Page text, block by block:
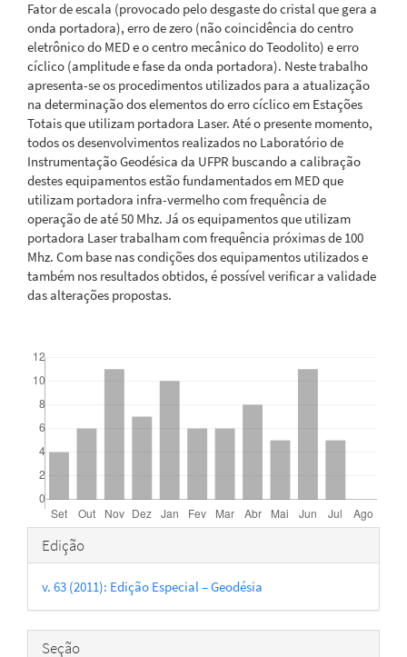
Fator de escala (provocado pelo desgaste do cristal que gera a
onda portadora), erro de zero (não coincidência do centro
eletrônico do MED e o centro mecânico do Teodolito) e erro
cíclico (amplitude e fase da onda portadora). Neste trabalho
apresenta-se os procedimentos utilizados para a atualização
na determinação dos elementos do erro cíclico em Estações
Totais que utilizam portadora Laser. Até o presente momento,
todos os desenvolvimentos realizados no Laboratório de
Instrumentação Geodésica da UFPR buscando a calibração
destes equipamentos estão fundamentados em MED que
utilizam portadora infra-vermelho com frequência de
operação de até 50 Mhz. Já os equipamentos que utilizam
portadora Laser trabalham com frequência próximas de 100
Mhz. Com base nas condições dos equipamentos utilizados e
também nos resultados obtidos, é possível verificar a validade
das alterações propostas.
Detalhes
do
artigo
Edição
v. 63 (2011): Edição Especial – Geodésia
Seção